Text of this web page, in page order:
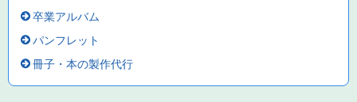
卒業アルバム
パンフレット
冊子・本の製作代行